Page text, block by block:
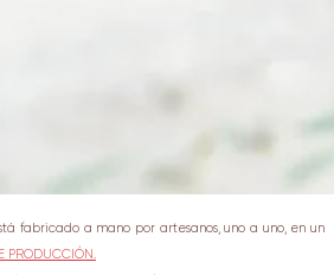
fabricado a mano por artesanos, uno a uno, en un
PRODUCCIÓN.